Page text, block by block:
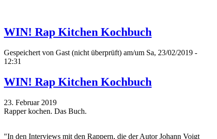
WIN! Rap Kitchen Kochbuch
Gespeichert von Gast (nicht überprüft) am/um Sa, 23/02/2019 -
12:31
WIN! Rap Kitchen Kochbuch
23. Februar 2019
Rapper kochen. Das Buch.
"In den Interviews mit den Rappern, die der Autor Johann Voigt